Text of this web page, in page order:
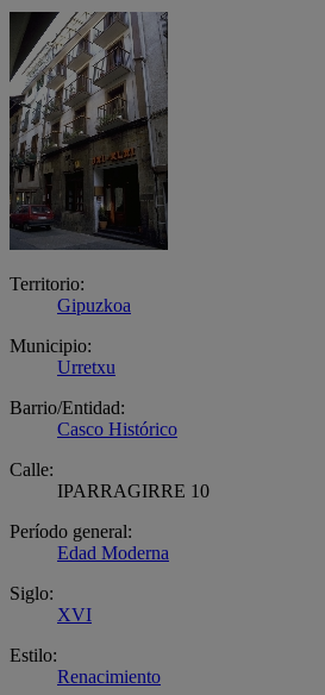
Territorio:
Gipuzkoa
Municipio:
Urretxu
Barrio/Entidad:
Casco Histórico
Calle:
IPARRAGIRRE 10
Período general:
Edad Moderna
Siglo:
XVI
Estilo:
Renacimiento